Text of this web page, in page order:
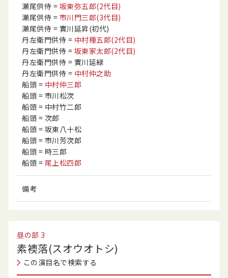
瀬尾供侍 = 坂東弥五郎(2代目)
瀬尾供侍 = 市川門三郎(3代目)
瀬尾供侍 = 實川延昇(初代)
丹左衛門供侍 = 中村種五郎(2代目)
丹左衛門供侍 = 坂東家太郎(2代目)
丹左衛門供侍 = 實川延緑
丹左衛門供侍 = 中村仲之助
船頭 = 中村仲三郎
船頭 = 市川松次
船頭 = 中村竹二郎
船頭 = 次郎
船頭 = 坂東八十松
船頭 = 市川芳次郎
船頭 = 時三郎
船頭 = 尾上松四郎
備考
昼の部 3
素襖落(スオウオトシ)
この演目名で検索する